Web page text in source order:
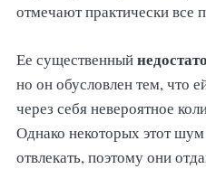
отмечают практически все
Ее существенный
но он обусловлен тем, что
через себя невероятное
Однако некоторых этот
отвлекать, поэтому они